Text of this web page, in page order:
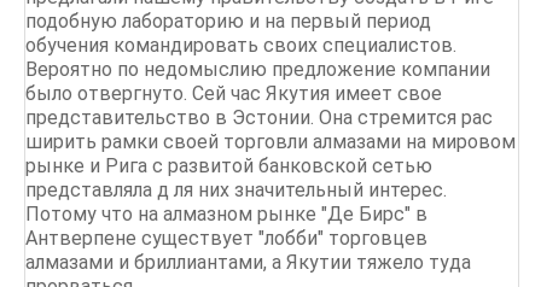
подобную лабораторию и на первый период
обучения командировать своих специалистов.
Вероятно по недомыслию предложение компании
было отвергнуто. Сей час Якутия имеет свое
представительство в Эстонии. Она стремится рас
ширить рамки своей торговли алмазами на мировом
рынке и Рига с развитой банковской сетью
представляла д ля них значительный интерес.
Потому что на алмазном рынке "Де Бирс" в
Антверпене существует "лобби" торговцев
алмазами и бриллиантами, а Якутии тяжело туда